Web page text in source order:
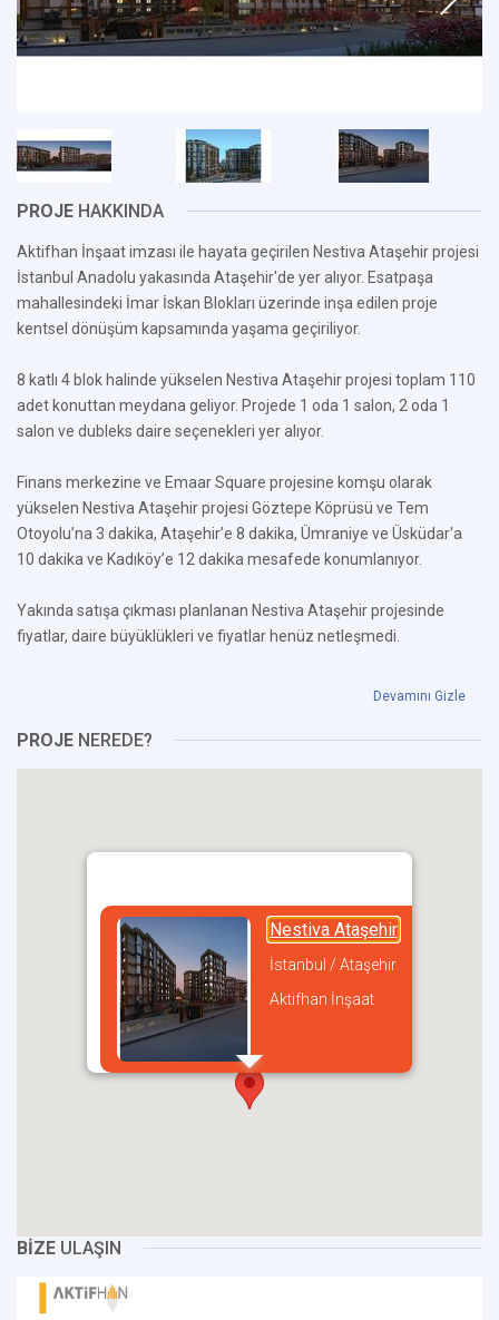
PROJE HAKKINDA
Aktifhan İnşaat imzası ile hayata geçirilen Nestiva Ataşehir projesi
İstanbul Anadolu yakasında Ataşehir'de yer alıyor. Esatpaşa
mahallesindeki İmar İskan Blokları üzerinde inşa edilen proje
kentsel dönüşüm kapsamında yaşama geçiriliyor.
8 katlı 4 blok halinde yükselen Nestiva Ataşehir projesi toplam 110
adet konuttan meydana geliyor. Projede 1 oda 1 salon, 2 oda 1
salon ve dubleks daire seçenekleri yer alıyor.
Finans merkezine ve Emaar Square projesine komşu olarak
yükselen Nestiva Ataşehir projesi Göztepe Köprüsü ve Tem
Otoyolu’na 3 dakika, Ataşehir’e 8 dakika, Ümraniye ve Üsküdar'a
10 dakika ve Kadıköy’e 12 dakika mesafede konumlanıyor.
Yakında satışa çıkması planlanan Nestiva Ataşehir projesinde
fiyatlar, daire büyüklükleri ve fiyatlar henüz netleşmedi.
Devamını Gizle
PROJE NEREDE?
Nestiva Ataşehir
İstanbul / Ataşehir
Aktifhan İnşaat
BİZE ULAŞIN